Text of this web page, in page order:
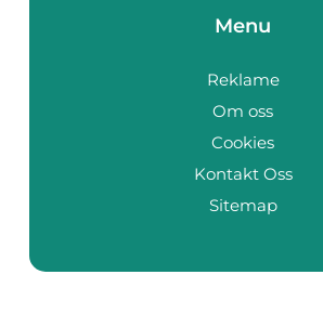
Menu
Reklame
Om oss
Cookies
Kontakt Oss
Sitemap